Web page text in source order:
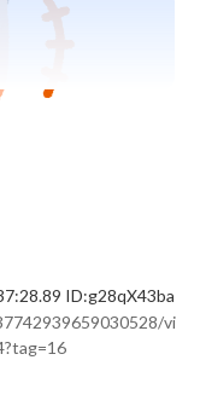
ID:g28qX43ba
vi